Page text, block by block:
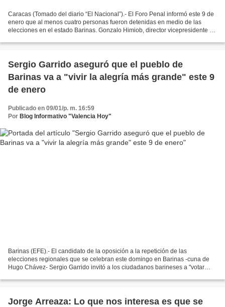
Caracas (Tomado del diario “El Nacional”).- El Foro Penal informó este 9 de
enero que al menos cuatro personas fueron detenidas en medio de las
elecciones en el estado Barinas. Gonzalo Himiob, director vicepresidente de
Sergio Garrido aseguró que el pueblo de
Barinas va a "vivir la alegría más grande" este 9
de enero
Publicado en 09/01/p. m. 16:59
Por Blog Informativo "Valencia Hoy"
Barinas (EFE).- El candidato de la oposición a la repetición de las
elecciones regionales que se celebran este domingo en Barinas -cuna de
Hugo Chávez- Sergio Garrido invitó a los ciudadanos barineses a "votar
Jorge Arreaza: Lo que nos interesa es que se